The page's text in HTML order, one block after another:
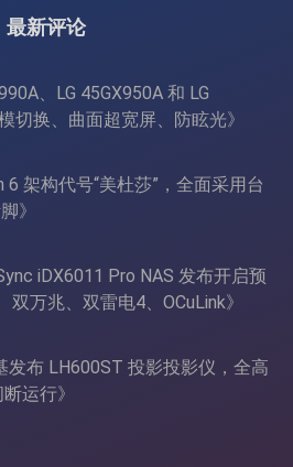
最新评论
、LG 45GX950A 和 LG
切换、曲面超宽屏、防眩光》
6 架构代号“美杜莎”，全面采用台
》
iDX6011 Pro NAS 发布开启预
双万兆、双雷电4、OCuLink》
发布 LH600ST 投影投影仪，全高
运行》